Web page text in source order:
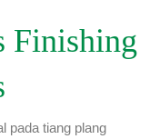
Finishing
pada tiang plang